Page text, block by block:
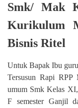
Smk/ Mak
Kurikulum
Bisnis Ritel
Untuk Bapak Ibu
Tersusun Rapi RPP
umum Smk Kelas
F semester Ganjil